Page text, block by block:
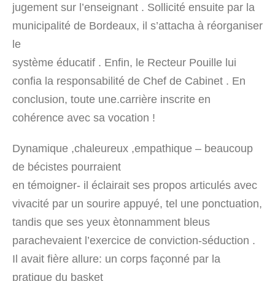
jugement sur l’enseignant . Sollicité ensuite par la
municipalité de Bordeaux, il s’attacha à réorganiser
le
système éducatif . Enfin, le Recteur Pouille lui
confia la responsabilité de Chef de Cabinet . En
conclusion, toute une.carrière inscrite en
cohérence avec sa vocation !
Dynamique ,chaleureux ,empathique – beaucoup
de bécistes pourraient
en témoigner- il éclairait ses propos articulés avec
vivacité par un sourire appuyé, tel une ponctuation,
tandis que ses yeux ètonnamment bleus
parachevaient l’exercice de conviction-séduction .
Il avait fière allure: un corps façonné par la
pratique du basket